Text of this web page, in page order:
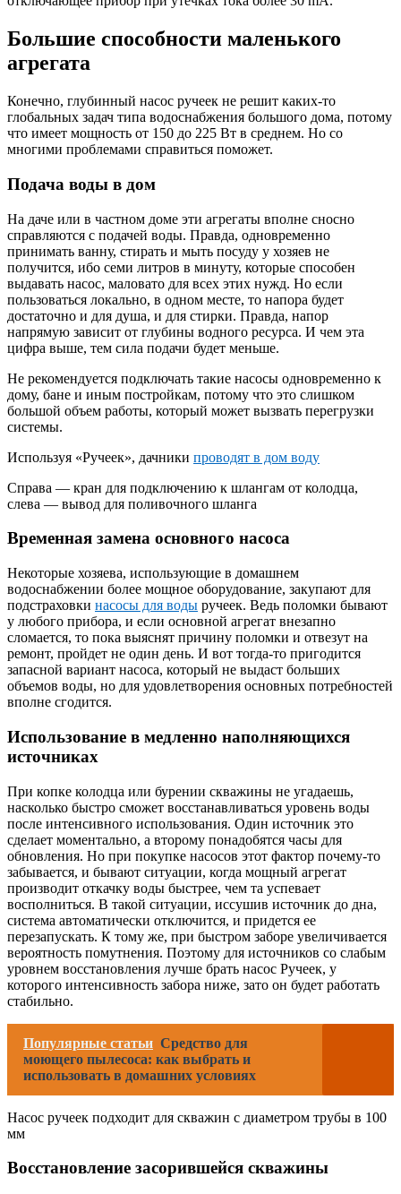
Большие способности маленького
агрегата
Конечно, глубинный насос ручеек не решит каких-то
глобальных задач типа водоснабжения большого дома, потому
что имеет мощность от 150 до 225 Вт в среднем. Но со
многими проблемами справиться поможет.
Подача воды в дом
На даче или в частном доме эти агрегаты вполне сносно
справляются с подачей воды. Правда, одновременно
принимать ванну, стирать и мыть посуду у хозяев не
получится, ибо семи литров в минуту, которые способен
выдавать насос, маловато для всех этих нужд. Но если
пользоваться локально, в одном месте, то напора будет
достаточно и для душа, и для стирки. Правда, напор
напрямую зависит от глубины водного ресурса. И чем эта
цифра выше, тем сила подачи будет меньше.
Не рекомендуется подключать такие насосы одновременно к
дому, бане и иным постройкам, потому что это слишком
большой объем работы, который может вызвать перегрузки
системы.
Используя «Ручеек», дачники проводят в дом воду
Справа — кран для подключению к шлангам от колодца,
слева — вывод для поливочного шланга
Временная замена основного насоса
Некоторые хозяева, использующие в домашнем
водоснабжении более мощное оборудование, закупают для
подстраховки насосы для воды ручеек. Ведь поломки бывают
у любого прибора, и если основной агрегат внезапно
сломается, то пока выяснят причину поломки и отвезут на
ремонт, пройдет не один день. И вот тогда-то пригодится
запасной вариант насоса, который не выдаст больших
объемов воды, но для удовлетворения основных потребностей
вполне сгодится.
Использование в медленно наполняющихся
источниках
При копке колодца или бурении скважины не угадаешь,
насколько быстро сможет восстанавливаться уровень воды
после интенсивного использования. Один источник это
сделает моментально, а второму понадобятся часы для
обновления. Но при покупке насосов этот фактор почему-то
забывается, и бывают ситуации, когда мощный агрегат
производит откачку воды быстрее, чем та успевает
восполниться. В такой ситуации, иссушив источник до дна,
система автоматически отключится, и придется ее
перезапускать. К тому же, при быстром заборе увеличивается
вероятность помутнения. Поэтому для источников со слабым
уровнем восстановления лучше брать насос Ручеек, у
которого интенсивность забора ниже, зато он будет работать
стабильно.
Популярные статьи Средство для
моющего пылесоса: как выбрать и
использовать в домашних условиях
Насос ручеек подходит для скважин с диаметром трубы в 100
мм
Восстановление засорившейся скважины